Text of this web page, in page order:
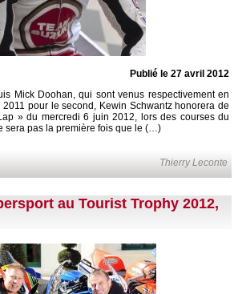
Publié le 27 avril 2012
Mick Doohan, qui sont venus respectivement en
pour le second, Kewin Schwantz honorera de
» du mercredi 6 juin 2012, lors des courses du
sera pas la première fois que le (…)
Thierry Leconte
au Tourist Trophy 2012,